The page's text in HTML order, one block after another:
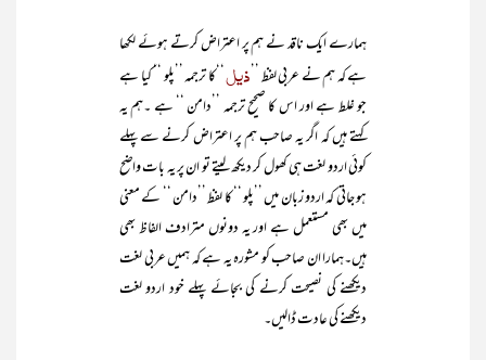
ہمارے ایک ناقد نے ہم پر اعتراض کرتے ہوئے لکھا
ہے کہ ہم نے عربی لفظ ’’ ذیل ‘‘کا ترجمہ ’’پلو ‘‘ کیا ہے
جو غلط ہے اور اس کا صحیح ترجمہ ’’دامن ‘‘ ہے ۔ہم یہ
کہتے ہیں کہ اگر یہ صاحب ہم پر اعتراض کرنے سے پہلے
کوئی اردو لغت ہی کھول کر دیکھ لیتے تو ان پر یہ بات واضح
ہو جاتی کہ اردو زبان میں ’’پلو ‘‘ کا لفظ ’’دامن ‘‘ کے معنی
میں بھی مستعمل ہے اور یہ دونوں مترادف الفاظ بھی
ہیں۔ہمارا ان صاحب کو مشورہ یہ ہے کہ ہمیں عربی لغت
دیکھنے کی نصیحت کرنے کی بجائے پہلے خود اردو لغت
دیکھنے کی عادت ڈالیں۔